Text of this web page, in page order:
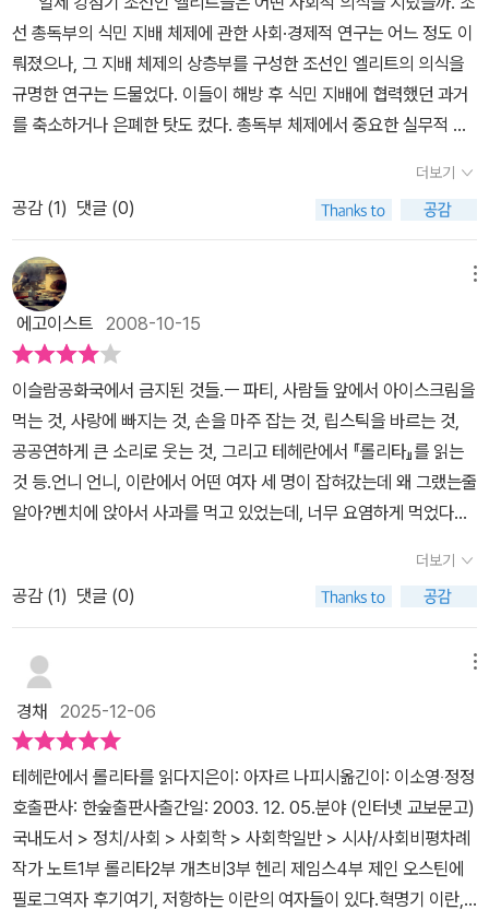
97년까지 영문학을 가르친 여성 지식인이다. 이 책은 그녀가 2년 동
안 매주 목요일 아침 일곱명의 이란 여성과 함께 책을 읽었던 과정을
기록한 것이다. 말하자면, 70년대 말의 이슬람 혁명과 호메이니 정부
등장, 이란-이라크전 등 정치적 격변의 와중에서 책읽기라는 정치적
모험을 통해 자신의 정체성을 고민해야 했던 이슬람 여성들의 운명에
관한 책이다. 나피시 교수는 테헤란대에서 영문학을 강의하다 정권이
강요하는 베일 착용을 거부해 해직됐다. 당시 이란은 종교적 원리주
자의 독서행위는 이슬람 세계에서 여성이 감당해야 했던 질곡과 책읽
기마저 금기시되는 부자유 속에서 감행했던 자유의 실천이다. 각기
다른 경험과 배경을 가진 일곱명의 개인사가 생생하게 펼쳐지는 이슬
람 여성들의 내면기록이기도 하다. 교수와 여제자들은 그들 개인의
사적인 경험과 고민을 나누면서 여성적 연대감을 확인한다. 이슬람
여성들이 겪어야 했던 각기 다른 개인사들이 살아나면서 억압을 넘어
서는 꿈을 펼쳐 보이는 것이다.저자는 “혁명 후의 이란에서 살아간다
는 것은 혐오하는 남자와 관계를 갖는 것과 같았다”고 말한다. 저자는
‘롤리타’는 “더러운 늙은이가 열두살 소녀를 강간하는 것이 아니라 한
몰수당한 자신들의 삶이 롤리타의 운명과 겹쳐지는 것이다. 그들에게
책읽기는 자기 발견의 과정이면서 자유에 대한 갈구이기도 했다. 한
국 역시 어렵사리 ‘책읽기의 자유’를 얻었다. 불과 10여년 전까지만
해도 ‘금서목록’이 존재했던 우리에게 이 책은 예사롭게 읽히지 않는
다.
선 총독부의 식민 지배 체제에 관한 사회·경제적 연구는 어느 정도 이
뤄졌으나, 그 지배 체제의 상층부를 구성한 조선인 엘리트의 의식을
규명한 연구는 드물었다. 이들이 해방 후 식민 지배에 협력했던 과거
를 축소하거나 은폐한 탓도 컸다. 총독부 체제에서 중요한 실무적 기
수)의 학술대회에서 소장학자들이 발표한 논문들은 일제 강점기 고등
문관, 금융조합 이사, 군수 등 엘리트 집단의 자기 의식을 조명했다.
고등문관시험 행정과를 통과해 총독부 고등관료가 된 사람들의 의식
을 분석한 장신씨는 이들이 출세가도를 달리게 된 데 대해 대단한 자
부심을 느끼지만 일본인 관료에 비해 급여나 인사에서 차별받는다는
인식도 지녔다고 밝혔다. 그의 연구에 따르면 1938년 총독부 본청 안
의 고등관 230명 가운데 조선인 고등관은 12명에 지나지 않았다. 총
독부 고등관은 ‘관계의 꽃’이었다. 따라서 고등관이 된다는 것은 영광
스러운 일이었다. “당시 ‘고등시험 합격이 관계 등용문의 유일한 패스
포트’이자 ‘고등시험에 합격하면 아무리 바보라도 내무부장까지는 보
장’되는 분위기였으므로, 한 수험생은 고등시험 합격자 명단을 보는
순간 ‘내 앞날의 인생이 보장된 듯한 안도의 기분’을 느꼈다.” 고등시
험 합격은 개인 뿐아니라 그가 소속된 모든 집단의 영예였고 집단의
차원에서 응시를 적극 권유했다. “또 고등문관 합격은 문중의 자랑이
었으며, 출신 지역 또는 고향의 자랑이었다. 각지에서는 고등문관 시
험 통과를 축하하는 환영회를 열었다.” 장씨는 고등문관 합격자들의
자부심과 엘리트 의식이 단순히 가문이 좋거나 수재인 데서 오는 것
이 아니라 치열한 경쟁을 뚫고 당당히 합격한 데서 나온 것이기도 했
다고 지적했다. 고등문관 합격자들이 조선인임을 처음으로 자각하는
것은 첫 월급을 받을 때였다. 같은 학교를 나오고 성적도 좋은데 조선
인이라는 이유만으로 일본인 동료의 절반 수준의 월급을 받아 갈 때
더보기
공감 (1) 댓글 (0)
에고이스트 2008-10-15
이슬람공화국에서 금지된 것들.ㅡ 파티, 사람들 앞에서 아이스크림을
먹는 것, 사랑에 빠지는 것, 손을 마주 잡는 것, 립스틱을 바르는 것,
공공연하게 큰 소리로 웃는 것, 그리고 테헤란에서 『롤리타』를 읽는
것 등.언니 언니, 이란에서 어떤 여자 세 명이 잡혀갔는데 왜 그랬는줄
알아?벤치에 앉아서 사과를 먹고 있었는데, 너무 요염하게 먹었다는
먹는데,언니 언니, 이란에서 여성은 가수도 될 수 없대, 목소리도 성적
으로 자극하는 것이기때문에 감추어야한다는 거야.언니는 그 동떨어
진 나라 얘기 좀 그만 하라고 했다. 이 책은 이웃 '춘희'님의 추천으로
오래전에 빌려두었는데, 두꺼운 책이라서(난 책 두께에 연연하지 않
는 무딘 사람이다) 늦게 읽었다기보다 책의 분위기가 좋아서 음미하
면서 읽느라 거의 4주에 걸쳐서 읽은 것 같다.이 책의 저자, 나피시
교수는 한 마디로 고등교육을 받은 깨어있는 이슬람 여성이다. 그녀
는 스위스와 영국에서 공부를 하고 미국에서 영문학 학위를따고, 테
헤란 대학교의 영문학 교수가 되었다.소설의 힘을 누구보다 믿고 있
는 나피시 교수는 혁명과 전쟁으로 혼란스러웠던 이란에서 금기시 되
었던 소설(롤리타, 위대한 개츠비,오만과 편견 등)들을 가르치고 토론
을 했다. 아직도 헤매고 있는 헨리 제임스 작품들도 다루고 있다. (지
더보기
공감 (1) 댓글 (0)
경채 2025-12-06
테헤란에서 롤리타를 읽다지은이: 아자르 나피시옮긴이: 이소영‧정정
호출판사: 한숲출판사출간일: 2003. 12. 05.분야 (인터넷 교보문고)
국내도서 > 정치/사회 > 사회학 > 사회학일반 > 시사/사회비평차례
작가 노트1부 롤리타2부 개츠비3부 헨리 제임스4부 제인 오스틴에
필로그역자 후기여기, 저항하는 이란의 여자들이 있다.혁명기 이란,